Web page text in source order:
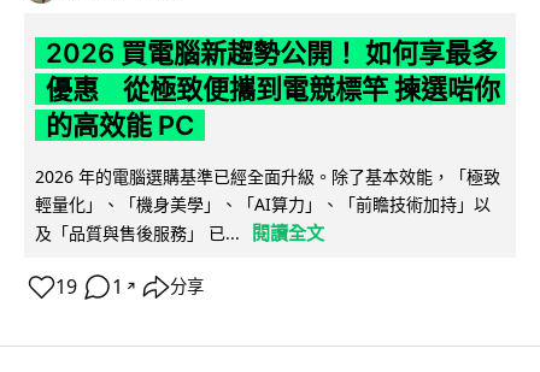
2026 買電腦新趨勢公開！ 如何享最多
優惠 從極致便攜到電競標竿 揀選啱你
的高效能 PC
2026 年的電腦選購基準已經全面升級。除了基本效能，「極致
輕量化」、「機身美學」、「AI算力」、「前瞻技術加持」以
及「品質與售後服務」 已...
閱讀全文
19 1 ↗ 分享